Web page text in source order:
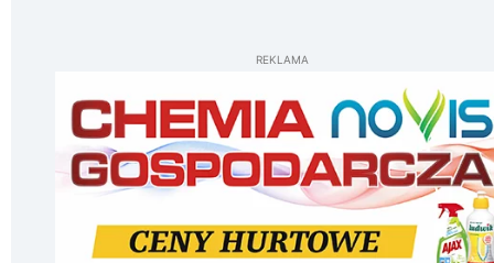
REKLAMA